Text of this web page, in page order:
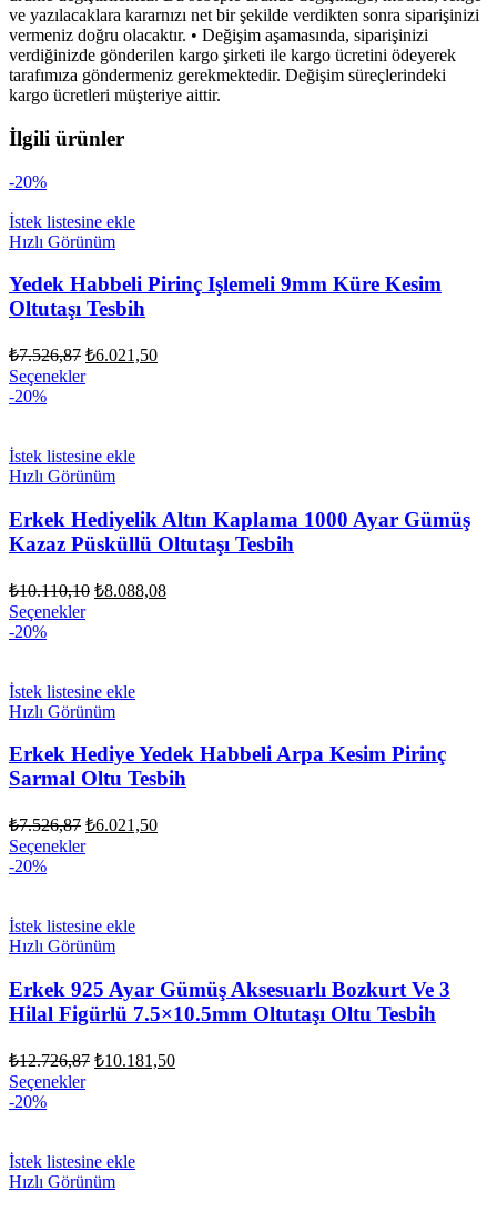
ve yazılacaklara kararnızı net bir şekilde verdikten sonra siparişinizi
vermeniz doğru olacaktır. • Değişim aşamasında, siparişinizi
verdiğinizde gönderilen kargo şirketi ile kargo ücretini ödeyerek
tarafımıza göndermeniz gerekmektedir. Değişim süreçlerindeki
kargo ücretleri müşteriye aittir.
İlgili ürünler
-20%
İstek listesine ekle
Hızlı Görünüm
Yedek Habbeli Pirinç Işlemeli 9mm Küre Kesim
Oltutaşı Tesbih
₺7.526,87 Orijinal
fiyat:
₺6.021,50Şu
Seçenekler
-20%
İstek listesine ekle
Hızlı Görünüm
Erkek Hediyelik Altın Kaplama 1000 Ayar Gümüş
Kazaz Püsküllü Oltutaşı Tesbih
₺10.110,10 Orijinal
₺8.088,08
Seçenekler
-20%
İstek listesine ekle
Hızlı Görünüm
Erkek Hediye Yedek Habbeli Arpa Kesim Pirinç
Sarmal Oltu Tesbih
₺7.526,87 Orijinal
fiyat:
₺6.021,50Şu
Seçenekler
-20%
İstek listesine ekle
Hızlı Görünüm
Erkek 925 Ayar Gümüş Aksesuarlı Bozkurt Ve 3
Hilal Figürlü 7.5×10.5mm Oltutaşı Oltu Tesbih
₺12.726,87 Orijinal
₺10.181,50Şu
Seçenekler
-20%
İstek listesine ekle
Hızlı Görünüm